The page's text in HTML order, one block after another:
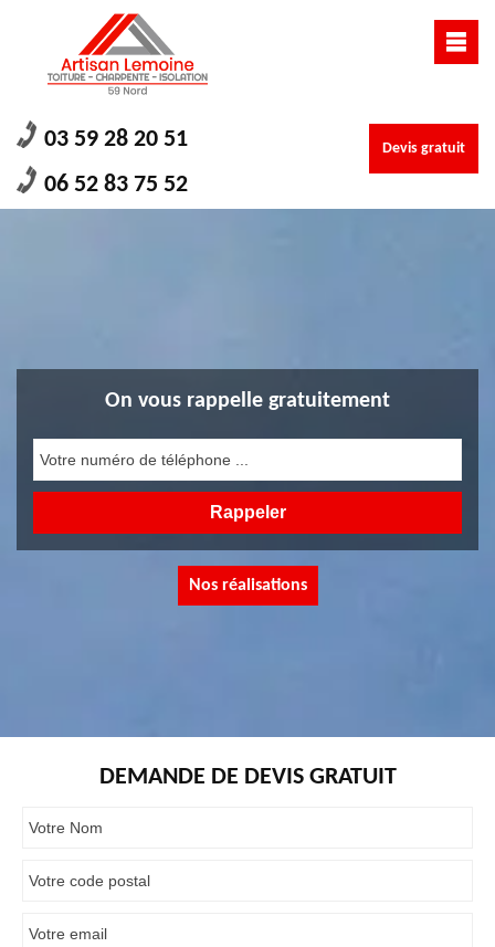
03 59 28 20 51
06 52 83 75 52
Devis gratuit
On vous rappelle gratuitement
Nos réalisations
DEMANDE DE DEVIS GRATUIT